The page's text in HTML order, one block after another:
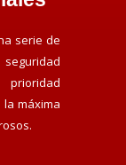
serie de
máxima